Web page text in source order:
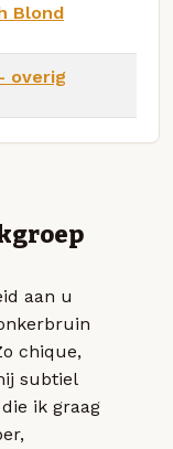
Blond
overig
aan u
chique,
subtiel
ik graag